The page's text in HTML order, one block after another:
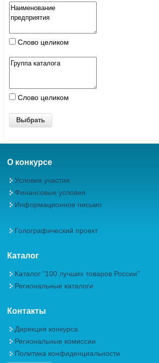
Слово целиком
Слово целиком
О конкурсе
Условия участия
Финансовые условия
Информационное письмо
Голографический проект
Каталог
Каталог "100 лучших товаров России"
Региональные каталоги
Контакты
Дирекция конкурса
Региональные комиссии
Политика конфиденциальности